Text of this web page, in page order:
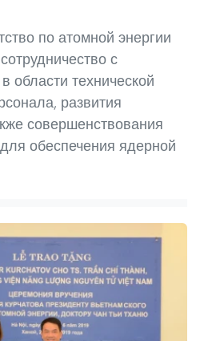
по атомной энергии
с
области технической
развития
совершенствования
обеспечения ядерной